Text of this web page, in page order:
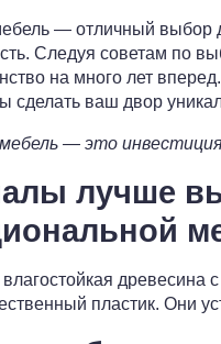
— отличный выбор
Следуя советам по
на много лет
сделать ваш двор
— это
лучше
пластик. Они